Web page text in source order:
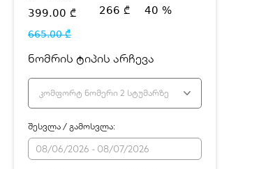
399.00 ₾
665.00 ₾
266 ₾ 40 %
ნომრის ტიპის არჩევა
კომფორტ ნომერი 2 სტუმარზე
შესვლა / გამოსვლა: